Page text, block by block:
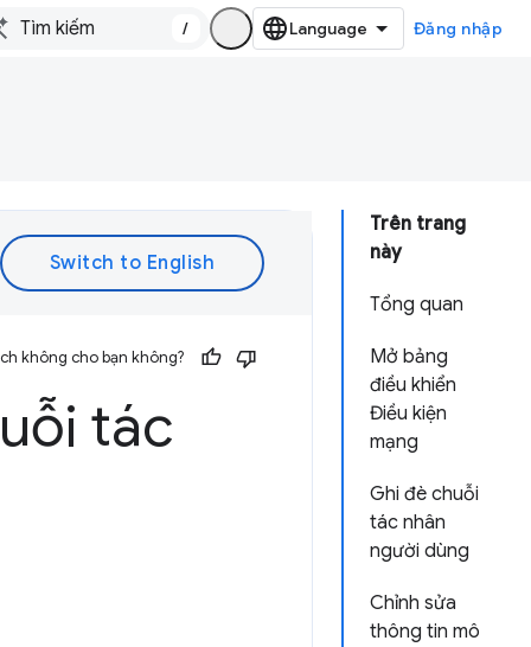
/ Đăng nhập
Trên trang
này
Tổng quan
Mở bảng
điều khiển
Điều kiện
mạng
Ghi đè chuỗi
tác nhân
người dùng
Chỉnh sửa
thông tin mô
không cho bạn không?
tác